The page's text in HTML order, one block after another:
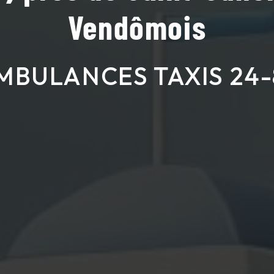
Vendômois
TAXIS